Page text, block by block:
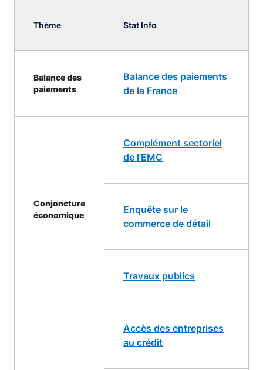
Thème Stat Info
Balance des
paiements
Balance des paiements
de la France
Conjoncture
économique
Complément sectoriel
de l’EMC
Enquête sur le
commerce de détail
Travaux publics
Accès des entreprises
au crédit